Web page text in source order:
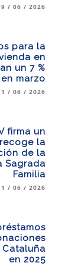
/ 06 / 2026
para la
en
un 7 %
marzo
/ 06 / 2026
firma un
la
de la
Sagrada
Familia
/ 06 / 2026
en 2025